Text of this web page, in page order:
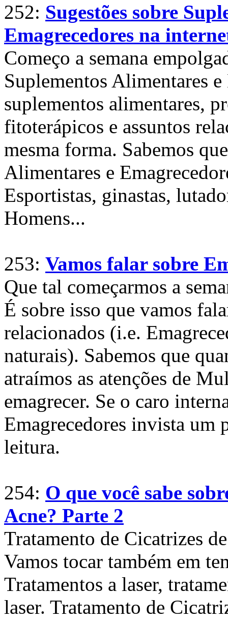
252: Sugestões sobre
Emagrecedores na
Começo a semana
Suplementos Alimentares
suplementos alimentares,
fitoterápicos e assuntos
mesma forma. Sabemos
Alimentares e
Esportistas, ginastas,
Homens...
253: Vamos falar sobre
Que tal começarmos a
É sobre isso que vamos
relacionados (i.e.
naturais). Sabemos que
atraímos as atenções de
emagrecer. Se o caro
Emagrecedores invista um
leitura.
254: O que você sabe
Acne? Parte 2
Tratamento de Cicatrizes
Vamos tocar também em
Tratamentos a laser,
laser. Tratamento de